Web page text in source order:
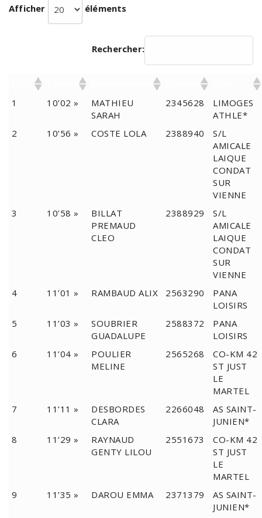
Afficher éléments
Rechercher:
1
10’02 »
MATHIEU
SARAH
2345628
LIMOGES
ATHLE*
2
10’56 » COSTE LOLA 2388940
S/L
AMICALE
LAIQUE
CONDAT
SUR
VIENNE
3
10’58 »
BILLAT
PREMAUD
CLEO
2388929
S/L
AMICALE
LAIQUE
CONDAT
SUR
VIENNE
4
11’01 » RAMBAUD ALIX 2563290
PANA
LOISIRS
5
11’03 »
SOUBRIER
GUADALUPE
2588372
PANA
LOISIRS
6
11’04 »
POULIER
MELINE
2565268
CO-KM 42
ST JUST
LE
MARTEL
7
11’11 »
DESBORDES
CLARA
2266048
AS SAINT-
JUNIEN*
8
11’29 »
RAYNAUD
GENTY LILOU
2551673
CO-KM 42
ST JUST
LE
MARTEL
9
11’35 » DAROU EMMA 2371379
AS SAINT-
JUNIEN*